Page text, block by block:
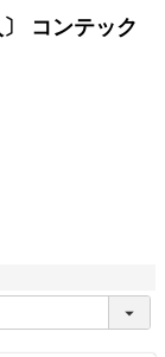
コンテック